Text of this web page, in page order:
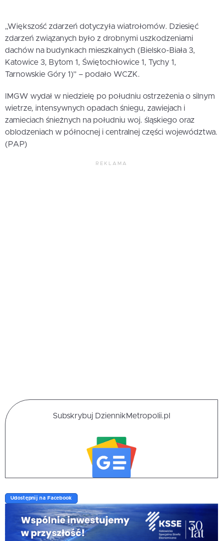
„Większość zdarzeń dotyczyła wiatrołomów. Dziesięć
zdarzeń związanych było z drobnymi uszkodzeniami
dachów na budynkach mieszkalnych (Bielsko-Biała 3,
Katowice 3, Bytom 1, Świętochłowice 1, Tychy 1,
Tarnowskie Góry 1)” – podało WCZK.
IMGW wydał w niedzielę po południu ostrzeżenia o silnym
wietrze, intensywnych opadach śniegu, zawiejach i
zamieciach śnieżnych na południu woj. śląskiego oraz
oblodzeniach w północnej i centralnej części województwa.
(PAP)
REKLAMA
Subskrybuj DziennikMetropolii.pl
Udostępnij na Facebook